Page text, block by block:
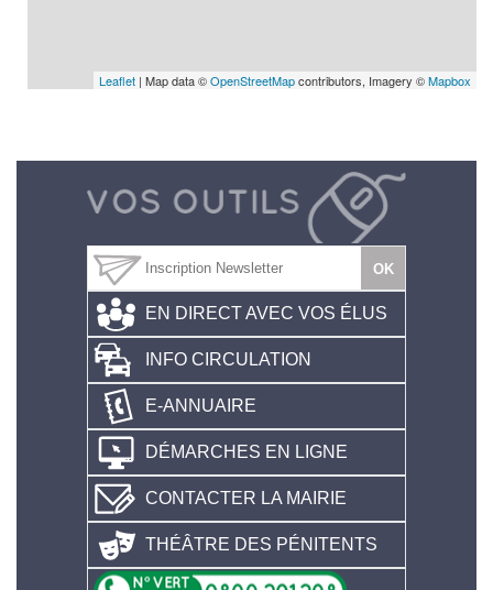
Leaflet | Map data ©OpenStreetMapcontributors, Imagery ©Mapbox
EN DIRECT AVEC VOS ÉLUS
INFO CIRCULATION
E-ANNUAIRE
DÉMARCHES EN LIGNE
CONTACTER LA MAIRIE
THÉÂTRE DES PÉNITENTS